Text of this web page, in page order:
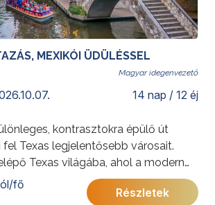
MEXIKÓI ÜDÜLÉSSEL
Magyar idegenvezető
14 nap / 12 éj
kontrasztokra épülő út
Texas legjelentősebb városait.
Texas világába, ahol a modern
a hagyományos cowboy-kultúra
programokkal töltött napokat
fő
Részletek